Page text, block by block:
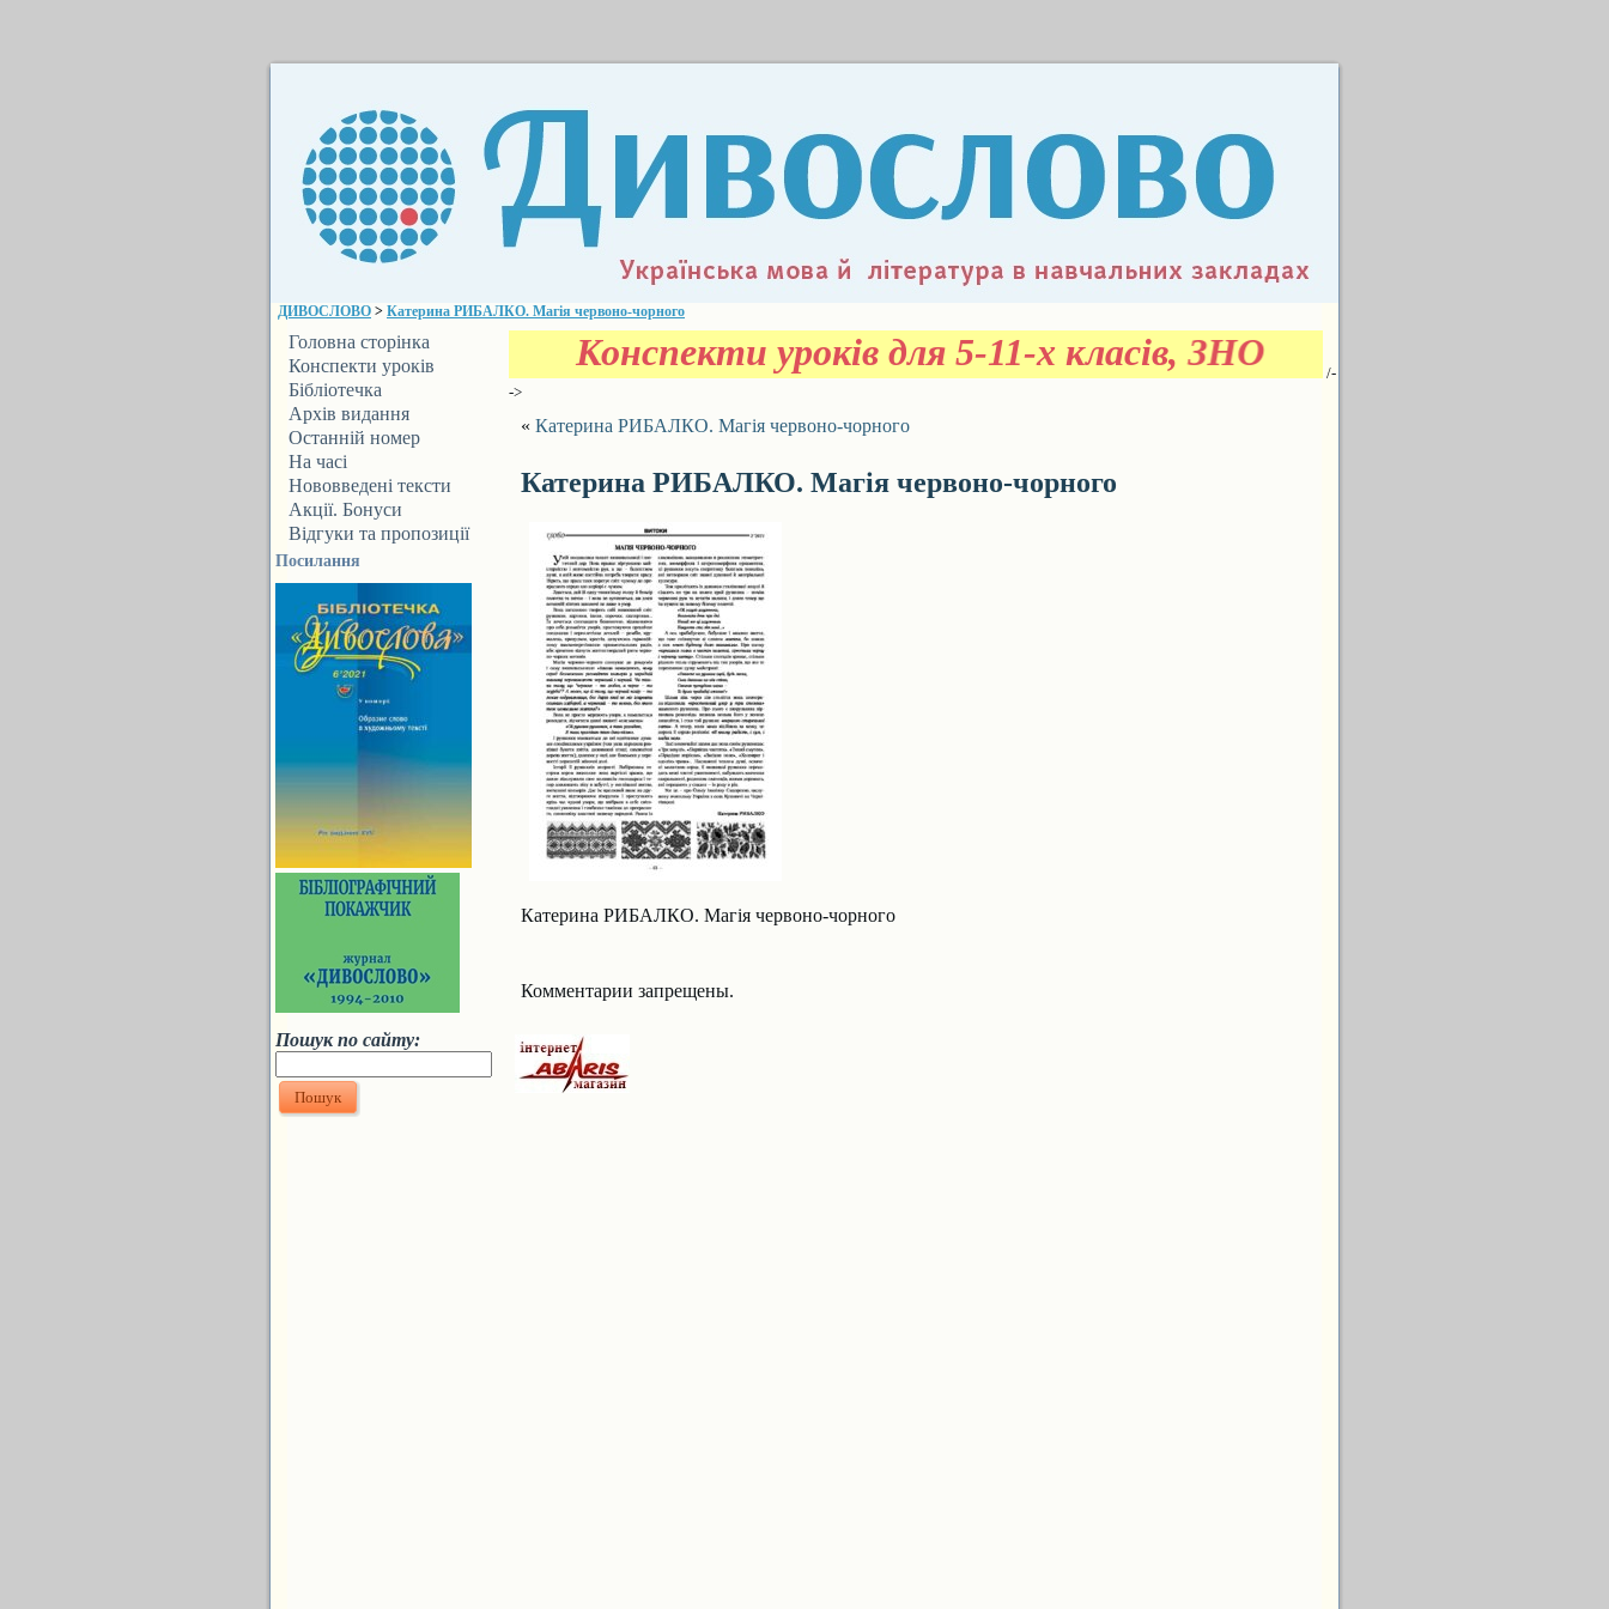
ДИВОСЛОВО > Катерина РИБАЛКО. Магія червоно-чорного
Головна сторінка
Конспекти уроків
Бібліотечка
ДИВОСЛОВА
Архів видання
Останній номер
На часі
Нововведені тексти
Акції. Бонуси
Відгуки та пропозиції
Посилання
Пошук по сайту:
Конспекти уроків для 5-11-х класів, ЗНО
/-
->
« Катерина РИБАЛКО. Магія червоно-чорного
Катерина РИБАЛКО. Магія червоно-чорного
Катерина РИБАЛКО. Магія червоно-чорного
Комментарии запрещены.